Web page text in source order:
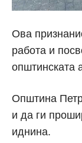
Ова
работа и
општинската
Општина
и да ги
иднина.